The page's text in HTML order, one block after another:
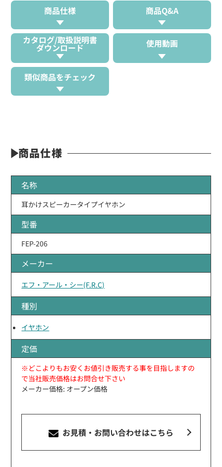
商品仕様 商品Q&A
カタログ/取扱説明書
ダウンロード 使用動画
類似商品をチェック
商品仕様
名称
耳かけスピーカータイプイヤホン
型番
FEP-206
メーカー
エフ・アール・シー(F.R.C)
種別
イヤホン
定価
※どこよりもお安くお値引き販売する事を目指しますの
で当社販売価格はお問合せ下さい
メーカー価格: オープン価格
お見積・お問い合わせはこちら